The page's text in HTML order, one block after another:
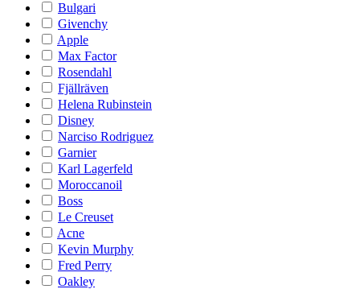
Bulgari
Givenchy
Apple
Max Factor
Rosendahl
Fjällräven
Helena Rubinstein
Disney
Narciso Rodriguez
Garnier
Karl Lagerfeld
Moroccanoil
Boss
Le Creuset
Acne
Kevin Murphy
Fred Perry
Oakley